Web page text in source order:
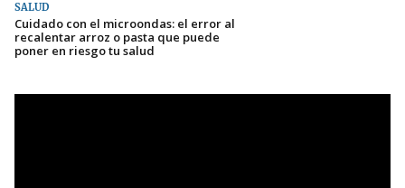
SALUD
Cuidado con el microondas: el error al
recalentar arroz o pasta que puede
poner en riesgo tu salud